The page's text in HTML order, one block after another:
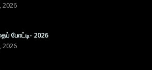
2026
போட்டி- 2026
2026